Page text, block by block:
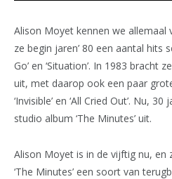
Alison Moyet kennen we allemaal
ze begin jaren’ 80 een aantal hits
Go’ en ‘Situation’. In 1983 bracht
uit, met daarop ook een paar
‘Invisible’ en ‘All Cried Out’. Nu,
studio album ‘The Minutes’ uit.
Alison Moyet is in de vijftig nu, en
‘The Minutes’ een soort van